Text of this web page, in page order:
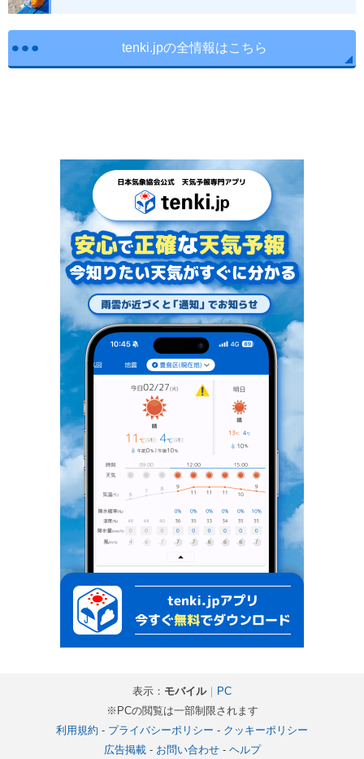
tenki.jpの全情報はこちら
表示： モバイル｜ PC
※PCの閲覧は一部制限されます
利用規約 - プライバシーポリシー - クッキーポリシー
広告掲載- お問い合わせ- ヘルプ